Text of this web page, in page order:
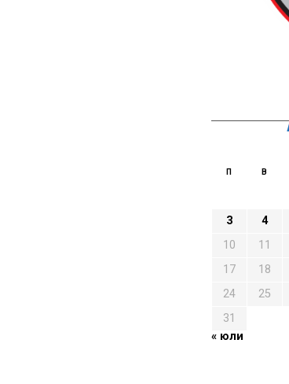
П В
3
4
10
11
17
18
24
25
31
« юли